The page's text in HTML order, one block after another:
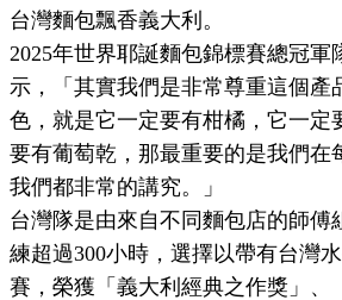
台灣麵包飄香義大利。
2025年世界耶誕麵包錦標賽總冠軍
示，「其實我們是非常尊重這個產
色，就是它一定要有柑橘，它一定
要有葡萄乾，那最重要的是我們在
我們都非常的講究。」
台灣隊是由來自不同麵包店的師傅
練超過300小時，選擇以帶有台灣
賽，榮獲「義大利經典之作獎」、